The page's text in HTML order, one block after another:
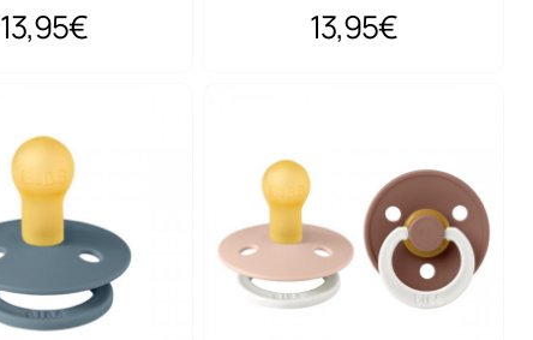
13,95€ 13,95€